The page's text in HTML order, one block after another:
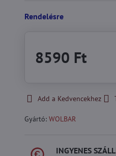
Rendelésre
8590 Ft
Add a Kedvencekhez
Gyártó: WOLBAR
INGYENES